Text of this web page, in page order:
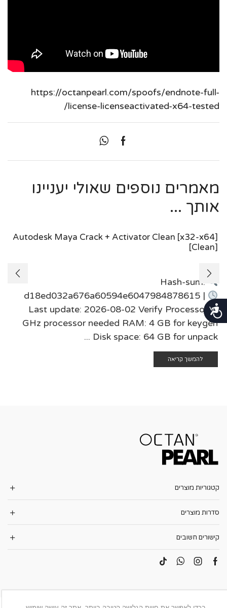
נגישות
https://octanpearl.com/spoofs/endnote-full-
license-licenseactivated-x64-tested/
מאמרים נוספים שאולי יעניינו
אותך ...
Autodesk Maya Crack + Activator Clean [x32-x64]
[Clean]
Hash-sum:
d18ed032a676a60594e6047984878615 |
Last update: 2026-08-02 Verify Processor: 1
GHz processor needed RAM: 4 GB for keygen
Disk space: 64 GB for unpack ...
להמשך קריאה
קטגוריות מוצרים
סדרות מוצרים
קישורים חשובים